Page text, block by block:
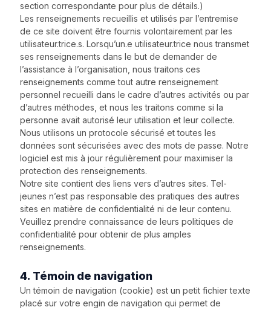
section correspondante pour plus de détails.)
Les renseignements recueillis et utilisés par l’entremise
de ce site doivent être fournis volontairement par les
utilisateur.trice.s. Lorsqu’un.e utilisateur.trice nous transmet
ses renseignements dans le but de demander de
l’assistance à l’organisation, nous traitons ces
renseignements comme tout autre renseignement
personnel recueilli dans le cadre d’autres activités ou par
d’autres méthodes, et nous les traitons comme si la
personne avait autorisé leur utilisation et leur collecte.
Nous utilisons un protocole sécurisé et toutes les
données sont sécurisées avec des mots de passe. Notre
logiciel est mis à jour régulièrement pour maximiser la
protection des renseignements.
Notre site contient des liens vers d’autres sites. Tel-
jeunes n’est pas responsable des pratiques des autres
sites en matière de confidentialité ni de leur contenu.
Veuillez prendre connaissance de leurs politiques de
confidentialité pour obtenir de plus amples
renseignements.
4. Témoin de navigation
Un témoin de navigation (cookie) est un petit fichier texte
placé sur votre engin de navigation qui permet de